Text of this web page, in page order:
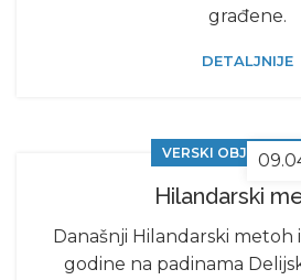
građene.
DETALJNIJE
VERSKI OBJEKTI U
Hilandarski
Današnji Hilandarski metoh
godine na padinama